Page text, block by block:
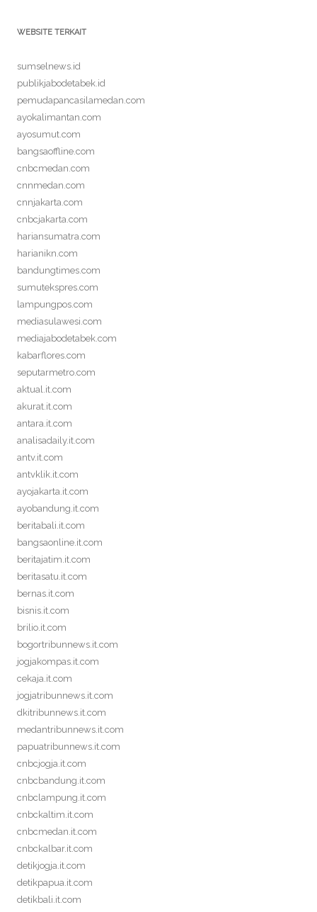
WEBSITE TERKAIT
sumselnews.id
publikjabodetabek.id
pemudapancasilamedan.com
ayokalimantan.com
ayosumut.com
bangsaoffline.com
cnbcmedan.com
cnnmedan.com
cnnjakarta.com
cnbcjakarta.com
hariansumatra.com
harianikn.com
bandungtimes.com
sumutekspres.com
lampungpos.com
mediasulawesi.com
mediajabodetabek.com
kabarflores.com
seputarmetro.com
aktual.it.com
akurat.it.com
antara.it.com
analisadaily.it.com
antv.it.com
antvklik.it.com
ayojakarta.it.com
ayobandung.it.com
beritabali.it.com
bangsaonline.it.com
beritajatim.it.com
beritasatu.it.com
bernas.it.com
bisnis.it.com
brilio.it.com
bogortribunnews.it.com
jogjakompas.it.com
cekaja.it.com
jogjatribunnews.it.com
dkitribunnews.it.com
medantribunnews.it.com
papuatribunnews.it.com
cnbcjogja.it.com
cnbcbandung.it.com
cnbclampung.it.com
cnbckaltim.it.com
cnbcmedan.it.com
cnbckalbar.it.com
detikjogja.it.com
detikpapua.it.com
detikbali.it.com